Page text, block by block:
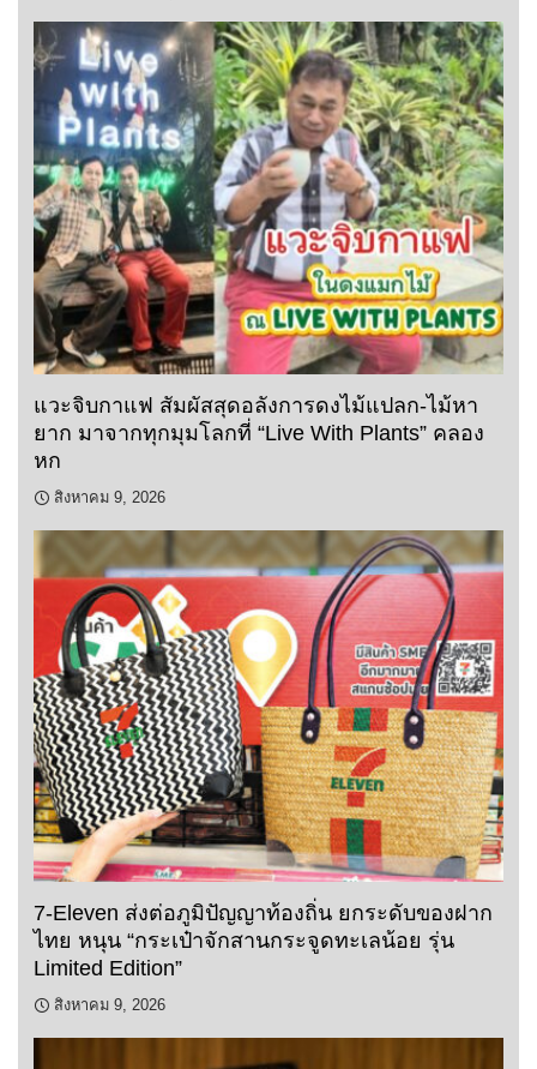
แวะจิบกาแฟ สัมผัสสุดอลังการดงไม้แปลก-ไม้หา
ยาก มาจากทุกมุมโลกที่ “Live With Plants” คลอง
หก
สิงหาคม 9, 2026
7-Eleven ส่งต่อภูมิปัญญาท้องถิ่น ยกระดับของฝาก
ไทย หนุน “กระเป๋าจักสานกระจูดทะเลน้อย รุ่น
Limited Edition”
สิงหาคม 9, 2026